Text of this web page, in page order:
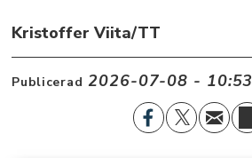
Kristoffer Viita/TT
Publicerad 2026-07-08 - 10:53